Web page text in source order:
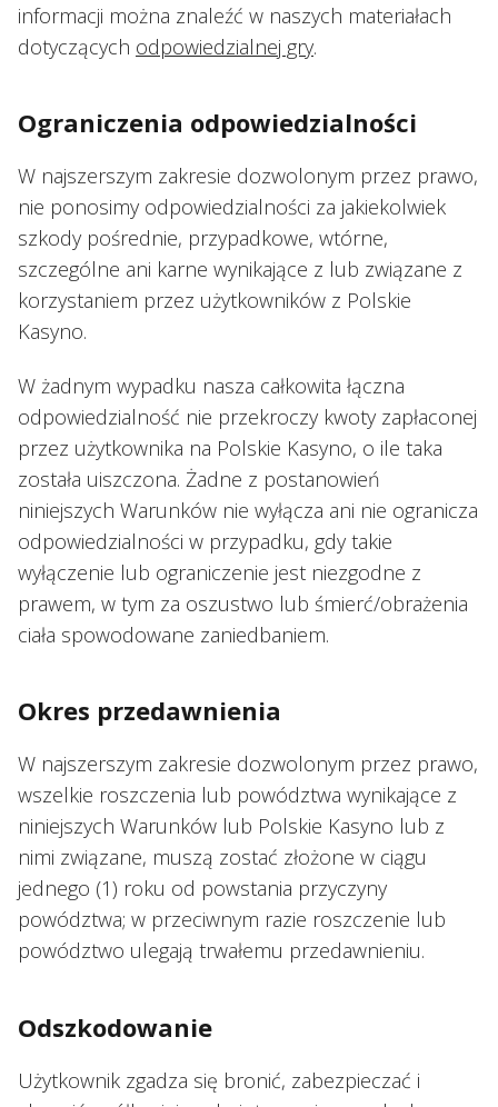
informacji można znaleźć w naszych materiałach
dotyczących odpowiedzialnej gry.
Ograniczenia odpowiedzialności
W najszerszym zakresie dozwolonym przez prawo,
nie ponosimy odpowiedzialności za jakiekolwiek
szkody pośrednie, przypadkowe, wtórne,
szczególne ani karne wynikające z lub związane z
korzystaniem przez użytkowników z Polskie
Kasyno.
W żadnym wypadku nasza całkowita łączna
odpowiedzialność nie przekroczy kwoty zapłaconej
przez użytkownika na Polskie Kasyno, o ile taka
została uiszczona. Żadne z postanowień
niniejszych Warunków nie wyłącza ani nie ogranicza
odpowiedzialności w przypadku, gdy takie
wyłączenie lub ograniczenie jest niezgodne z
prawem, w tym za oszustwo lub śmierć/obrażenia
ciała spowodowane zaniedbaniem.
Okres przedawnienia
W najszerszym zakresie dozwolonym przez prawo,
wszelkie roszczenia lub powództwa wynikające z
niniejszych Warunków lub Polskie Kasyno lub z
nimi związane, muszą zostać złożone w ciągu
jednego (1) roku od powstania przyczyny
powództwa; w przeciwnym razie roszczenie lub
powództwo ulegają trwałemu przedawnieniu.
Odszkodowanie
Użytkownik zgadza się bronić, zabezpieczać i